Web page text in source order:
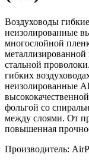
Воздуховоды
неизолированные
многослойной
стальной
гибких
неизолированные
фольгой со
между слоями. От
повышенная
Производитель: